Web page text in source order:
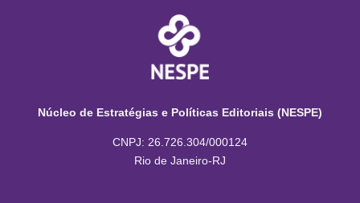
Núcleo de Estratégias e Políticas Editoriais (NESPE)
CNPJ: 26.726.304/000124
Rio de Janeiro-RJ